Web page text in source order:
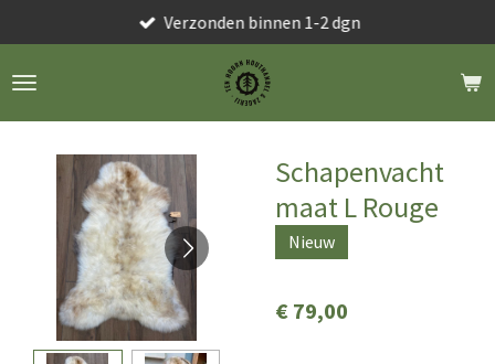
direct
naar
Verzonden binnen 1-2 dgn
Schapenvacht
maat L Rouge
Nieuw
€ 79,00